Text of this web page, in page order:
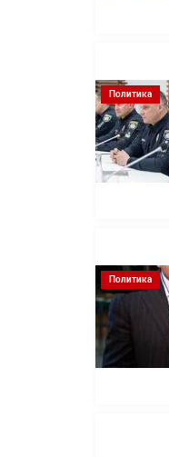
Политика
Политика